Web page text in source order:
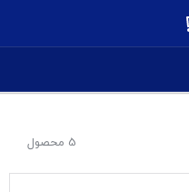
5 محصول